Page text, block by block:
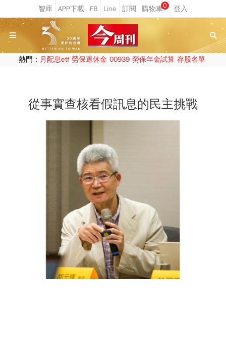
0
熱門： 月配息etf 勞保退休金 00939 勞保年金試算 存股名單
從事實查核看假訊息的民主挑戰